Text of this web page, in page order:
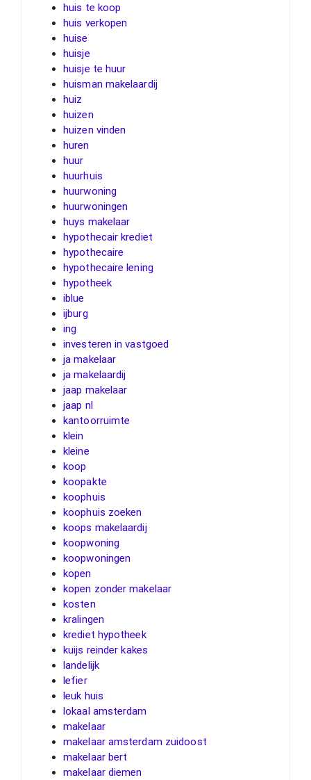
huis te koop
huis verkopen
huise
huisje
huisje te huur
huisman makelaardij
huiz
huizen
huizen vinden
huren
huur
huurhuis
huurwoning
huurwoningen
huys makelaar
hypothecair krediet
hypothecaire
hypothecaire lening
hypotheek
iblue
ijburg
ing
investeren in vastgoed
ja makelaar
ja makelaardij
jaap makelaar
jaap nl
kantoorruimte
klein
kleine
koop
koopakte
koophuis
koophuis zoeken
koops makelaardij
koopwoning
koopwoningen
kopen
kopen zonder makelaar
kosten
kralingen
krediet hypotheek
kuijs reinder kakes
landelijk
lefier
leuk huis
lokaal amsterdam
makelaar
makelaar amsterdam zuidoost
makelaar bert
makelaar diemen